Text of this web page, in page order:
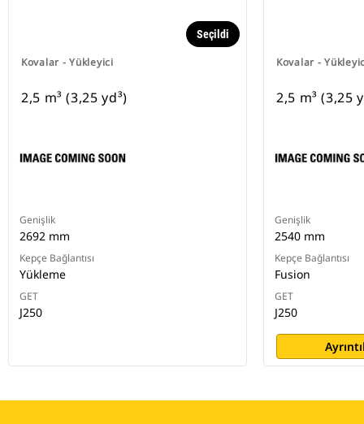
Kovalar - Yükleyici
Seçildi
2,5 m³ (3,25 yd³)
Genişlik
2692 mm
Kepçe Bağlantısı
Yükleme
GET
J250
Kovalar -
2,5 m³ (3,25
Genişlik
2540 mm
Kepçe Bağlantısı
Fusion
GET
J250